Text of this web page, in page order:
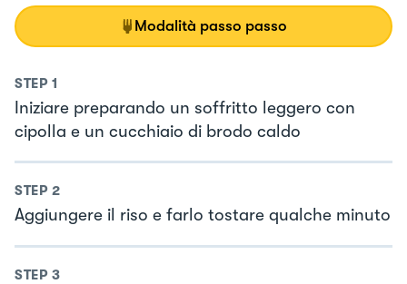
Modalità passo passo
STEP 1
Iniziare preparando un soffritto leggero con
cipolla e un cucchiaio di brodo caldo
STEP 2
Aggiungere il riso e farlo tostare qualche minuto
STEP 3